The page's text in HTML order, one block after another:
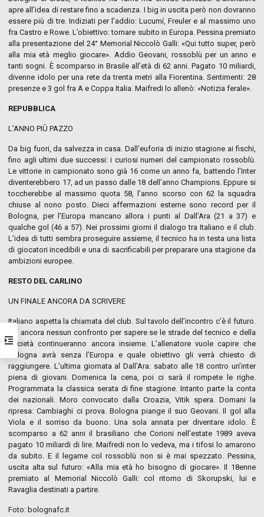
apre all’idea di restare fino a scadenza. I big in uscita però non dovranno
essere più di tre. Indiziati per l’addio: Lucumí, Freuler e al massimo uno
fra Castro e Rowe. L’obiettivo: tornare subito in Europa. Pessina premiato
alla presentazione del 24° Memorial Niccolò Galli: «Qui tutto super, però
alla mia età meglio giocare». Addio Geovani, rossoblù per un anno e
tanti sogni. È scomparso in Brasile all’età di 62 anni. Pagato 10 miliardi,
divenne idolo per una rete da trenta metri alla Fiorentina. Sentimenti: 28
presenze e 3 gol fra A e Coppa Italia. Maifredi lo allenò: «Notizia ferale».
REPUBBLICA
L’ANNO PIÙ PAZZO
Da big fuori, da salvezza in casa. Dall’euforia di inizio stagione ai fischi,
fino agli ultimi due successi: i curiosi numeri del campionato rossoblù.
Le vittorie in campionato sono già 16 come un anno fa, battendo l’Inter
diventerebbero 17, ad un passo dalle 18 dell’anno Champions. Eppure si
toccherebbe al massimo quota 58, l’anno scorso con 62 la squadra
chiuse al nono posto. Dieci affermazioni esterne sono record per il
Bologna, per l’Europa mancano allora i punti al Dall’Ara (21 a 37) e
qualche gol (46 a 57). Nei prossimi giorni il dialogo tra Italiano e il club.
L’idea di tutti sembra proseguire assieme, il tecnico ha in testa una lista
di giocatori incedibili e una di sacrificabili per preparare una stagione da
ambizioni europee.
RESTO DEL CARLINO
UN FINALE ANCORA DA SCRIVERE
Italiano aspetta la chiamata del club. Sul tavolo dell’incontro c’è il futuro.
Ieri ancora nessun confronto per sapere se le strade del tecnico e della
società continueranno ancora insieme. L’allenatore vuole capire che
Bologna avrà senza l’Europa e quale obiettivo gli verrà chiesto di
raggiungere. L’ultima giornata al Dall’Ara: sabato alle 18 contro un’inter
piena di giovani. Domenica la cena, poi ci sarà il rompete le righe.
Programmata la classica serata di fine stagione. Intanto parte la conta
dei nazionali. Moro convocato dalla Croazia, Vitik spera. Domani la
ripresa: Cambiaghi ci prova. Bologna piange il suo Geovani. Il gol alla
Viola e il sorriso da buono. Una sola annata per diventare idolo. È
scomparso a 62 anni il brasiliano che Corioni nell’estate 1989 aveva
pagato 10 miliardi di lire. Maifredi non lo vedeva, ma i tifosi lo amarono
da subito. E il legame col rossoblù non si è mai spezzato. Pessina,
uscita alta sul futuro: «Alla mia età ho bisogno di giocare». Il 18enne
premiato al Memorial Niccolò Galli: col ritorno di Skorupski, lui e
Ravaglia destinati a partire.
Foto: bolognafc.it